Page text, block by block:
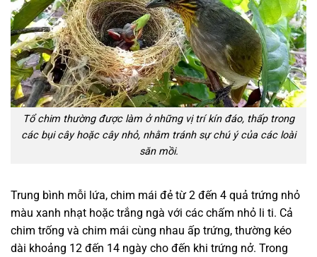
Tổ chim thường được làm ở những vị trí kín đáo, thấp trong
các bụi cây hoặc cây nhỏ, nhằm tránh sự chú ý của các loài
săn mồi.
Trung bình mỗi lứa, chim mái đẻ từ 2 đến 4 quả trứng nhỏ
màu xanh nhạt hoặc trắng ngà với các chấm nhỏ li ti. Cả
chim trống và chim mái cùng nhau ấp trứng, thường kéo
dài khoảng 12 đến 14 ngày cho đến khi trứng nở. Trong